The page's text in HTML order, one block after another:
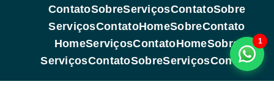
ContatoSobreServiçosContatoSobre
ServiçosContatoHomeSobreContato
HomeServiçosContatoHomeSobre
ServiçosContatoSobreServiçosContato
1